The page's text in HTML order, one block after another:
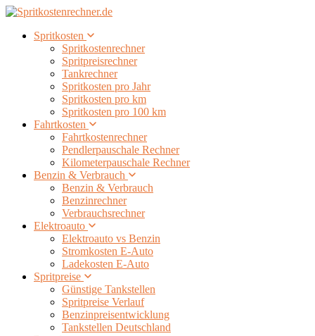
Spritkosten
Spritkostenrechner
Spritpreisrechner
Tankrechner
Spritkosten pro Jahr
Spritkosten pro km
Spritkosten pro 100 km
Fahrtkosten
Fahrtkostenrechner
Pendlerpauschale Rechner
Kilometerpauschale Rechner
Benzin & Verbrauch
Benzin & Verbrauch
Benzinrechner
Verbrauchsrechner
Elektroauto
Elektroauto vs Benzin
Stromkosten E-Auto
Ladekosten E-Auto
Spritpreise
Günstige Tankstellen
Spritpreise Verlauf
Benzinpreisentwicklung
Tankstellen Deutschland